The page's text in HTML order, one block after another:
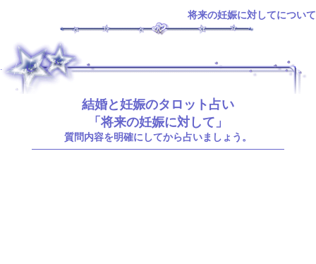
将来の妊娠に対してについて
結婚と妊娠のタロット占い
「将来の妊娠に対して」
質問内容を明確にしてから占いましょう。